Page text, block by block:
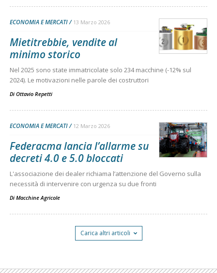
ECONOMIA E MERCATI 13 Marzo 2026
Mietitrebbie, vendite al
minimo storico
Nel 2025 sono state immatricolate solo 234 macchine (-12% sul
2024). Le motivazioni nelle parole dei costruttori
Di Ottavio Repetti
ECONOMIA E MERCATI 12 Marzo 2026
Federacma lancia l’allarme su
decreti 4.0 e 5.0 bloccati
L'associazione dei dealer richiama l’attenzione del Governo sulla
necessità di intervenire con urgenza su due fronti
Di Macchine Agricole
Carica altri articoli